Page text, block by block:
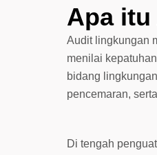
Apa
Audit lingkungan
menilai
bidang
pencemaran,
Di tengah